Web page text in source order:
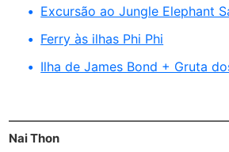
Excursão ao Jungle Elephant
Ferry às ilhas Phi Phi
Ilha de James Bond + Gruta
Nai Thon